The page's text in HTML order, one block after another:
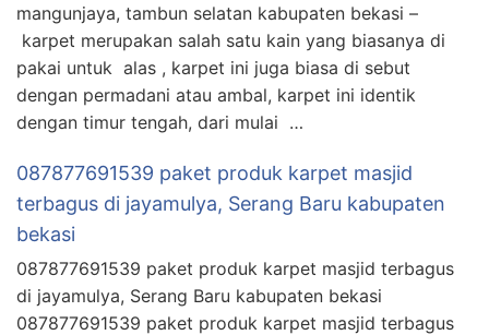
mangunjaya, tambun selatan kabupaten bekasi –
karpet merupakan salah satu kain yang biasanya di
pakai untuk alas , karpet ini juga biasa di sebut
dengan permadani atau ambal, karpet ini identik
dengan timur tengah, dari mulai …
087877691539 paket produk karpet masjid
terbagus di jayamulya, Serang Baru kabupaten
bekasi
087877691539 paket produk karpet masjid terbagus
di jayamulya, Serang Baru kabupaten bekasi
087877691539 paket produk karpet masjid terbagus